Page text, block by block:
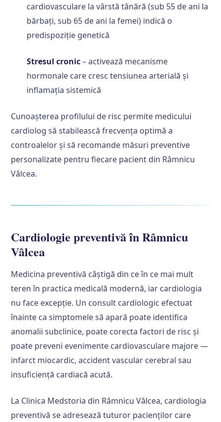
cardiovasculare la vârstă tânără (sub 55 de ani la
bărbați, sub 65 de ani la femei) indică o
predispoziție genetică
Stresul cronic– activează mecanisme
hormonale care cresc tensiunea arterială și
inflamația sistemică
Cunoașterea profilului de risc permite medicului
cardiolog să stabilească frecvența optimă a
controalelor și să recomande măsuri preventive
personalizate pentru fiecare pacient din Râmnicu
Vâlcea.
Cardiologie preventivă în Râmnicu
Vâlcea
Medicina preventivă câștigă din ce în ce mai mult
teren în practica medicală modernă, iar cardiologia
nu face excepție. Un consult cardiologic efectuat
înainte ca simptomele să apară poate identifica
anomalii subclinice, poate corecta factori de risc și
poate preveni evenimente cardiovasculare majore —
infarct miocardic, accident vascular cerebral sau
insuficiență cardiacă acută.
La Clinica Medstoria din Râmnicu Vâlcea, cardiologia
preventivă se adresează tuturor pacienților care